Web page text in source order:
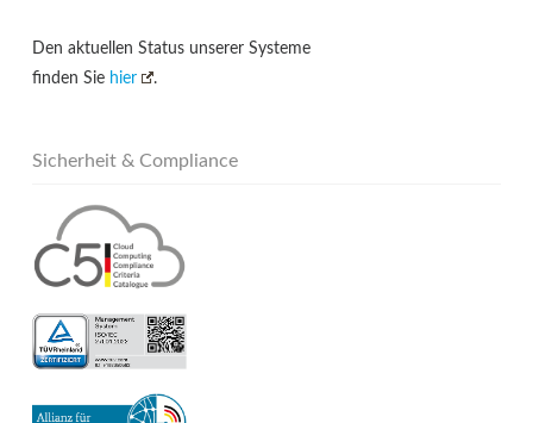
Den aktuellen Status unserer Systeme
finden Sie hier .
Sicherheit & Compliance